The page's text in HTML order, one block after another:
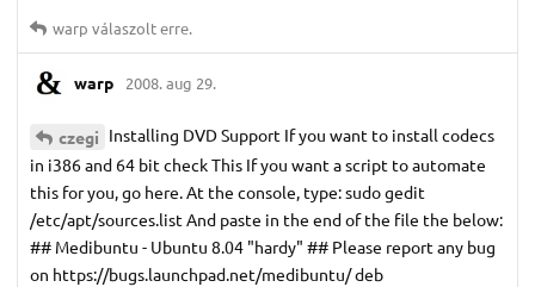
warp válaszolt erre.
warp 2008. aug 29.
czegi Installing DVD Support If you want to install codecs
in i386 and 64 bit check This If you want a script to automate
this for you, go here. At the console, type: sudo gedit
/etc/apt/sources.list Αnd paste in the end of the file the below:
## Medibuntu - Ubuntu 8.04 "hardy" ## Please report any bug
on https://bugs.launchpad.net/medibuntu/ deb